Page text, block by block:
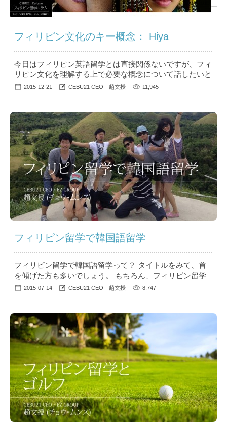
フィリピン文化のキー概念： Hiya
今日はフィリピン英語留学とは直接関係ないですが、フィ
リピン文化を理解する上で必要な概念について話したいと
思います。 私は2005年から1年間バギオ滞在を含め、今ま
め、バコロド、イロイロ、ダバオ、マニラ、スービック、
バギオなどなど多くの都市の学校を訪問してきました。
現地生活とたくさんの出張...
2015-12-21 CEBU21 CEO 趙文授 11,945
フィリピン留学で韓国語留学
フィリピン留学で韓国語留学って？ タイトルをみて、首
を傾げた方も多いでしょう。 もちろん、フィリピン留学
の第一の目的は、言うまでもなく英語のスキルアップで
す。 フィリピンでの英語学校は数年前から日本人経営の
学校も出始めていますが、そもそも「フィリピン英語留
学」はおよそ20年前から韓国人...
2015-07-14 CEBU21 CEO 趙文授 8,747